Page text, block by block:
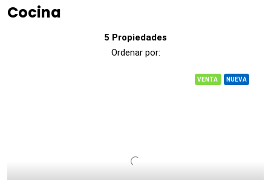
Cocina
5 Propiedades
Ordenar por:
VENTA NUEVA